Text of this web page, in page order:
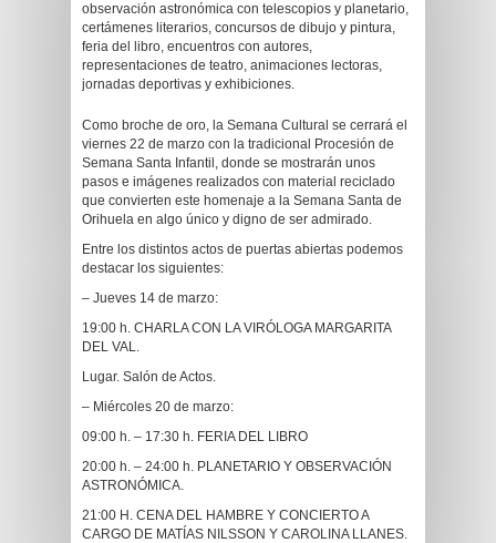
observación astronómica con telescopios y planetario,
certámenes literarios, concursos de dibujo y pintura,
feria del libro, encuentros con autores,
representaciones de teatro, animaciones lectoras,
jornadas deportivas y exhibiciones.
Como broche de oro, la Semana Cultural se cerrará el
viernes 22 de marzo con la tradicional Procesión de
Semana Santa Infantil, donde se mostrarán unos
pasos e imágenes realizados con material reciclado
que convierten este homenaje a la Semana Santa de
Orihuela en algo único y digno de ser admirado.
Entre los distintos actos de puertas abiertas podemos
destacar los siguientes:
– Jueves 14 de marzo:
19:00 h. CHARLA CON LA VIRÓLOGA MARGARITA
DEL VAL.
Lugar. Salón de Actos.
– Miércoles 20 de marzo:
09:00 h. – 17:30 h. FERIA DEL LIBRO
20:00 h. – 24:00 h. PLANETARIO Y OBSERVACIÓN
ASTRONÓMICA.
21:00 H. CENA DEL HAMBRE Y CONCIERTO A
CARGO DE MATÍAS NILSSON Y CAROLINA LLANES.